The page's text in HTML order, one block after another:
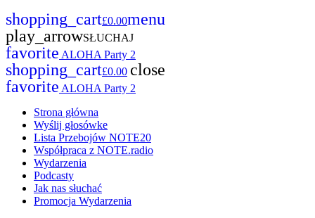
shopping_cart£0.00menu
play_arrowSŁUCHAJ
favorite ALOHA Party 2
shopping_cart£0.00 close
favorite ALOHA Party 2
Strona główna
Wyślij głosówke
Lista Przebojów NOTE20
Współpraca z NOTE.radio
Wydarzenia
Podcasty
Jak nas słuchać
Promocja Wydarzenia